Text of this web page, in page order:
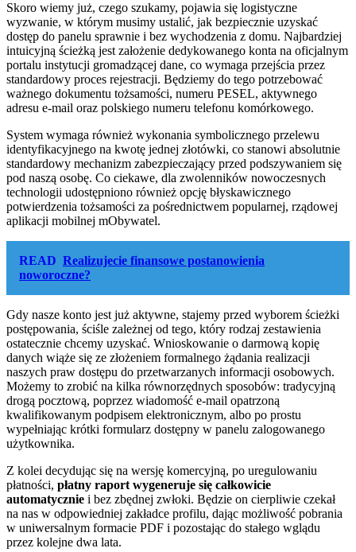
Skoro wiemy już, czego szukamy, pojawia się logistyczne
wyzwanie, w którym musimy ustalić, jak bezpiecznie uzyskać
dostęp do panelu sprawnie i bez wychodzenia z domu. Najbardziej
intuicyjną ścieżką jest założenie dedykowanego konta na oficjalnym
portalu instytucji gromadzącej dane, co wymaga przejścia przez
standardowy proces rejestracji. Będziemy do tego potrzebować
ważnego dokumentu tożsamości, numeru PESEL, aktywnego
adresu e-mail oraz polskiego numeru telefonu komórkowego.
System wymaga również wykonania symbolicznego przelewu
identyfikacyjnego na kwotę jednej złotówki, co stanowi absolutnie
standardowy mechanizm zabezpieczający przed podszywaniem się
pod naszą osobę. Co ciekawe, dla zwolenników nowoczesnych
technologii udostępniono również opcję błyskawicznego
potwierdzenia tożsamości za pośrednictwem popularnej, rządowej
aplikacji mobilnej mObywatel.
READ Realizujecie finansowe postanowienia
noworoczne?
Gdy nasze konto jest już aktywne, stajemy przed wyborem ścieżki
postępowania, ściśle zależnej od tego, który rodzaj zestawienia
ostatecznie chcemy uzyskać. Wnioskowanie o darmową kopię
danych wiąże się ze złożeniem formalnego żądania realizacji
naszych praw dostępu do przetwarzanych informacji osobowych.
Możemy to zrobić na kilka równorzędnych sposobów: tradycyjną
drogą pocztową, poprzez wiadomość e-mail opatrzoną
kwalifikowanym podpisem elektronicznym, albo po prostu
wypełniając krótki formularz dostępny w panelu zalogowanego
użytkownika.
Z kolei decydując się na wersję komercyjną, po uregulowaniu
płatności, płatny raport wygeneruje się całkowicie
automatycznie i bez zbędnej zwłoki. Będzie on cierpliwie czekał
na nas w odpowiedniej zakładce profilu, dając możliwość pobrania
w uniwersalnym formacie PDF i pozostając do stałego wglądu
przez kolejne dwa lata.